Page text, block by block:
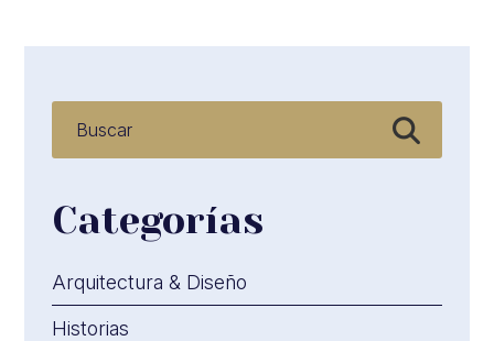
Categorías
Arquitectura & Diseño
Historias